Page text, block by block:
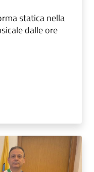
statica nella
dalle ore